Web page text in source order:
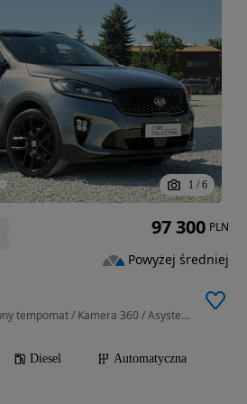
1 / 6
2200 cm3 • 200 KM • Aktywny tempomat / Kamera 360 / Asystent pasa / Nawigacja / FV marża
Diesel
Automatyczna
97 300 PLN
Powyżej średniej